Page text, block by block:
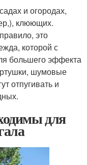
и огородах,
клюющих.
это
которой с
большего эффекта
шумовые
отпугивать и
для